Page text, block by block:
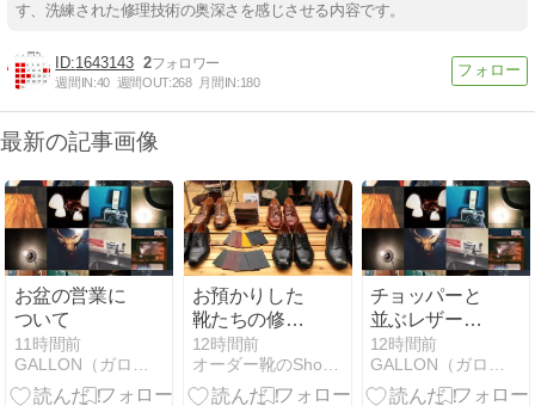
す、洗練された修理技術の奥深さを感じさせる内容です。
1643143 2
週間IN:40 週間OUT:268 月間IN:180
最新の記事画像
お盆の営業に
ついて
11時間前
GALLON（ガロン）の提案する革製品
お預かりした
靴たちの修理
が完了
12時間前
オーダー靴のShoe Republic・シューリパブリック…
チョッパーと
並ぶレザーバ
イザー
12時間前
GALLON（ガロン）の提案する革製品